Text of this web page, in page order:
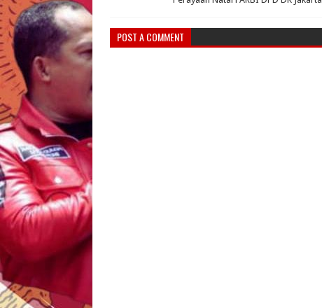
POST A COMMENT